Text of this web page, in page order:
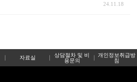
24.11.18
자료실
상담절차 및 비
용문의
개인정보취급방
침